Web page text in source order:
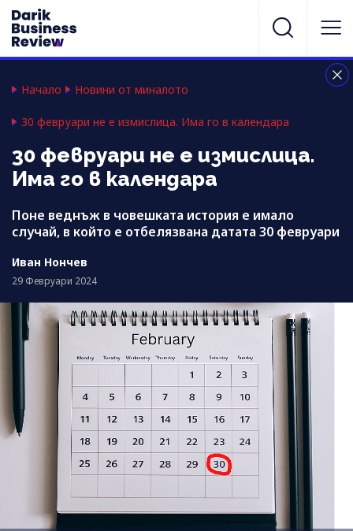
Начало Новини от миналото
30 февруари не е измислица. Има го в календара
30 февруари не е измислица.
Има го в календара
Поне веднъж в човешката история е имало
случай, в който е отбелязвана датата 30 февруари
Иван Нончев
29 Февруари 2024